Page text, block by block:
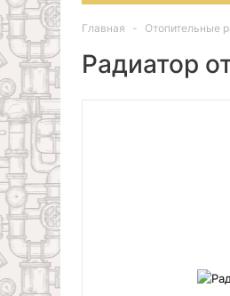
Главная Отопительные
Радиатор